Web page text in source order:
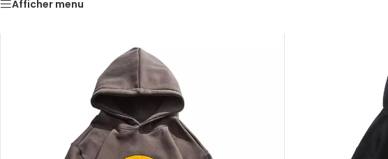
Afficher menu